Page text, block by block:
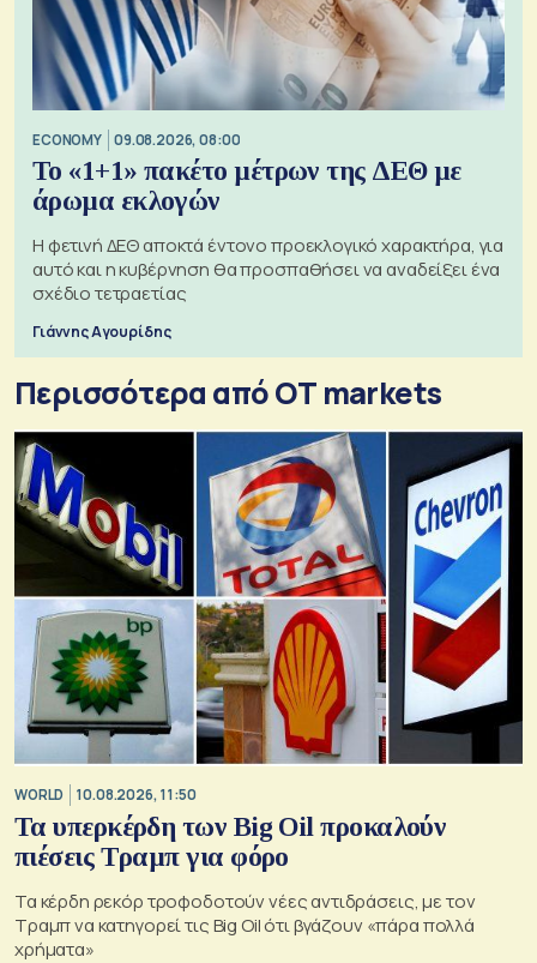
ECONOMY 09.08.2026, 08:00
Το «1+1» πακέτο μέτρων της ΔΕΘ με
άρωμα εκλογών
Η φετινή ΔΕΘ αποκτά έντονο προεκλογικό χαρακτήρα, για
αυτό και η κυβέρνηση θα προσπαθήσει να αναδείξει ένα
σχέδιο τετραετίας
Γιάννης Αγουρίδης
Περισσότερα από ΟΤ markets
WORLD 10.08.2026, 11:50
Τα υπερκέρδη των Big Oil προκαλούν
πιέσεις Τραμπ για φόρο
Τα κέρδη ρεκόρ τροφοδοτούν νέες αντιδράσεις, με τον
Τραμπ να κατηγορεί τις Big Oil ότι βγάζουν «πάρα πολλά
χρήματα»